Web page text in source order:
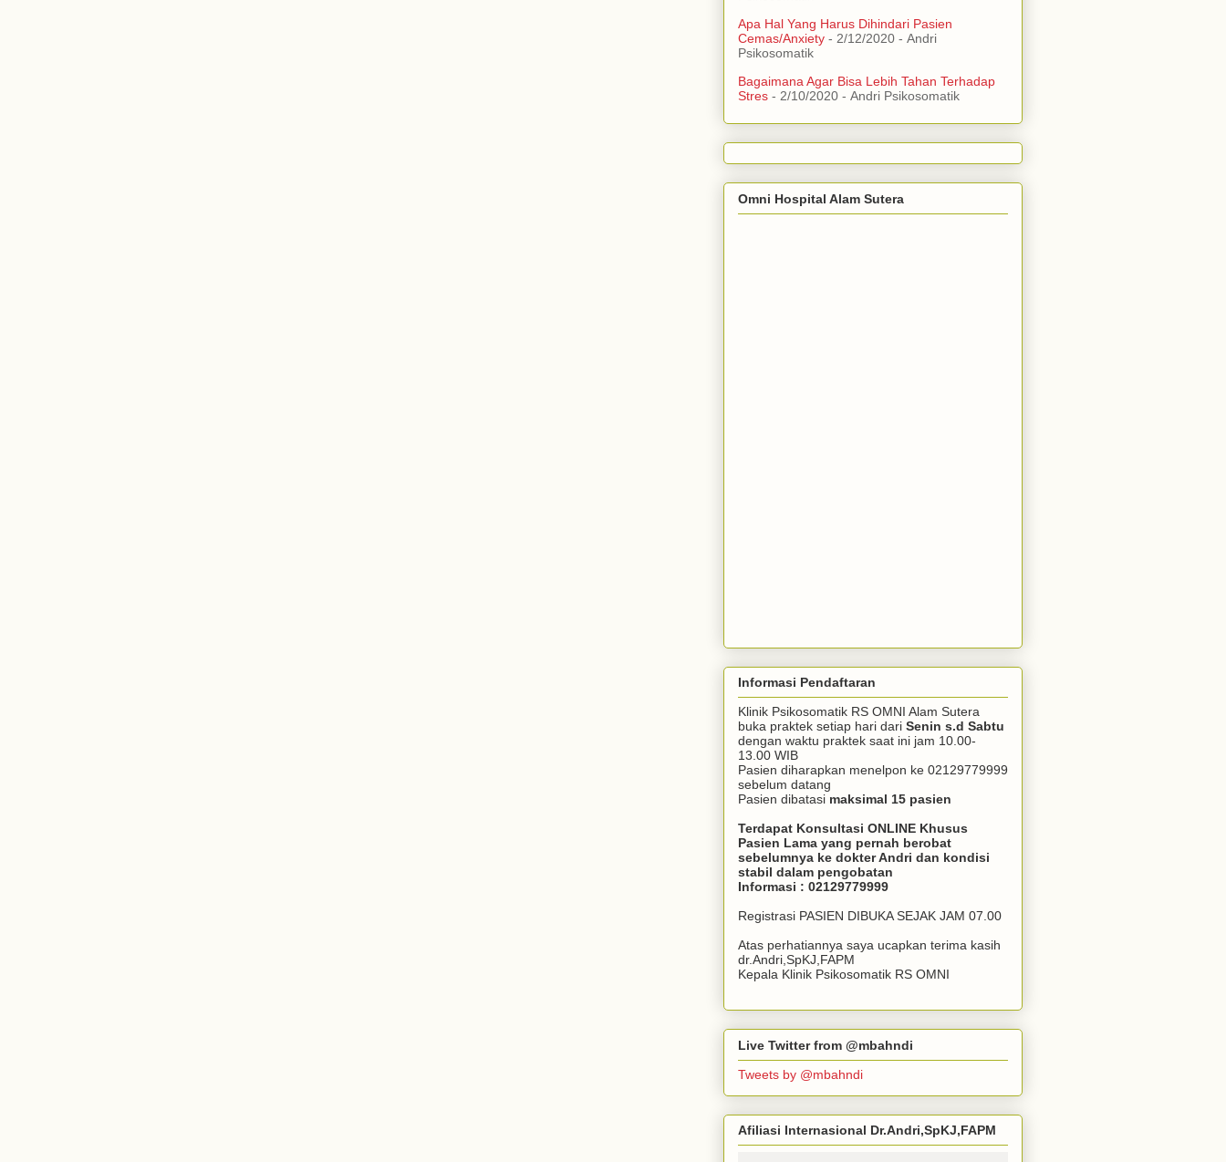
Apa Hal Yang Harus Dihindari Pasien
Cemas/Anxiety - 2/12/2020 - Andri
Psikosomatik
Bagaimana Agar Bisa Lebih Tahan Terhadap
Stres - 2/10/2020 - Andri Psikosomatik
Omni Hospital Alam Sutera
Informasi Pendaftaran
Klinik Psikosomatik RS OMNI Alam Sutera
buka praktek setiap hari dari Senin s.d Sabtu
dengan waktu praktek saat ini jam 10.00-
13.00 WIB
Pasien diharapkan menelpon ke 02129779999
sebelum datang
Pasien dibatasi maksimal 15 pasien
Terdapat Konsultasi ONLINE Khusus
Pasien Lama yang pernah berobat
sebelumnya ke dokter Andri dan kondisi
stabil dalam pengobatan
Informasi : 02129779999
Registrasi PASIEN DIBUKA SEJAK JAM 07.00
Atas perhatiannya saya ucapkan terima kasih
dr.Andri,SpKJ,FAPM
Kepala Klinik Psikosomatik RS OMNI
Live Twitter from @mbahndi
Tweets by @mbahndi
Afiliasi Internasional Dr.Andri,SpKJ,FAPM